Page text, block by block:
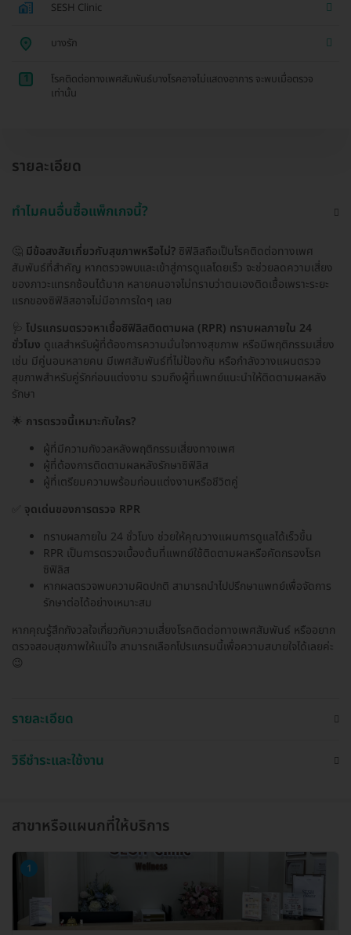
SESH Clinic
บางรัก
1
โรคติดต่อทางเพศสัมพันธ์บางโรคอาจไม่แสดงอาการ จะพบเมื่อตรวจ
เท่านั้น
รายละเอียด
ทำไมคนอื่นซื้อแพ็กเกจนี้?
🤔 มีข้อสงสัยเกี่ยวกับสุขภาพหรือไม่? ซิฟิลิสถือเป็นโรคติดต่อทางเพศ
สัมพันธ์ที่สำคัญ หากตรวจพบและเข้าสู่การดูแลโดยเร็ว จะช่วยลดความเสี่ยง
ของภาวะแทรกซ้อนได้มาก หลายคนอาจไม่ทราบว่าตนเองติดเชื้อเพราะระยะ
แรกของซิฟิลิสอาจไม่มีอาการใดๆ เลย
🩺 โปรแกรมตรวจหาเชื้อซิฟิลิสติดตามผล (RPR) ทราบผลภายใน 24
ชั่วโมง ดูแลสำหรับผู้ที่ต้องการความมั่นใจทางสุขภาพ หรือมีพฤติกรรมเสี่ยง
เช่น มีคู่นอนหลายคน มีเพศสัมพันธ์ที่ไม่ป้องกัน หรือกำลังวางแผนตรวจ
สุขภาพสำหรับคู่รักก่อนแต่งงาน รวมถึงผู้ที่แพทย์แนะนำให้ติดตามผลหลัง
รักษา
🌟 การตรวจนี้เหมาะกับใคร?
ผู้ที่มีความกังวลหลังพฤติกรรมเสี่ยงทางเพศ
ผู้ที่ต้องการติดตามผลหลังรักษาซิฟิลิส
ผู้ที่เตรียมความพร้อมก่อนแต่งงานหรือชีวิตคู่
จุดเด่นของการตรวจ RPR
ทราบผลภายใน 24 ชั่วโมง ช่วยให้คุณวางแผนการดูแลได้เร็วขึ้น
RPR เป็นการตรวจเบื้องต้นที่แพทย์ใช้ติดตามผลหรือคัดกรองโรค
ซิฟิลิส
หากผลตรวจพบความผิดปกติ สามารถนำไปปรึกษาแพทย์เพื่อจัดการ
รักษาต่อได้อย่างเหมาะสม
หากคุณรู้สึกกังวลใจเกี่ยวกับความเสี่ยงโรคติดต่อทางเพศสัมพันธ์ หรืออยาก
ตรวจสอบสุขภาพให้แน่ใจ สามารถเลือกโปรแกรมนี้เพื่อความสบายใจได้เลยค่ะ
😉
รายละเอียด
วิธีชำระและใช้งาน
สาขาหรือแผนกที่ให้บริการ
1